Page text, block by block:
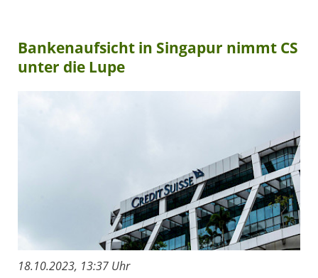
Bankenaufsicht in Singapur nimmt CS
unter die Lupe
18.10.2023, 13:37 Uhr